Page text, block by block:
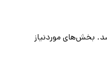
بخش‌های موردنیاز